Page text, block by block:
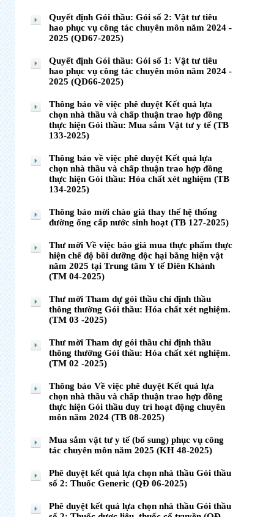
Quyết định Gói thầu: Gói số 2: Vật tư tiêu
hao phục vụ công tác chuyên môn năm 2024 -
2025 (QD67-2025)
Quyết định Gói thầu: Gói số 1: Vật tư tiêu
hao phục vụ công tác chuyên môn năm 2024 -
2025 (QD66-2025)
Thông báo về việc phê duyệt Kết quả lựa
chọn nhà thầu và chấp thuận trao hợp đồng
thực hiện Gói thầu: Mua sắm Vật tư y tế (TB
133-2025)
Thông báo về việc phê duyệt Kết quả lựa
chọn nhà thầu và chấp thuận trao hợp đồng
thực hiện Gói thầu: Hóa chất xét nghiệm (TB
134-2025)
Thông báo mời chào giá thay thế hệ thống
đường ống cấp nước sinh hoạt (TB 127-2025)
Thư mời Về việc báo giá mua thực phẩm thực
hiện chế độ bồi dưỡng độc hại bằng hiện vật
năm 2025 tại Trung tâm Y tế Diên Khánh
(TM 04-2025)
Thư mời Tham dự gói thầu chỉ định thầu
thông thường Gói thầu: Hóa chất xét nghiệm.
(TM 03 -2025)
Thư mời Tham dự gói thầu chỉ định thầu
thông thường Gói thầu: Hóa chất xét nghiệm.
(TM 02 -2025)
Thông báo Về việc phê duyệt Kết quả lựa
chọn nhà thầu và chấp thuận trao hợp đồng
thực hiện Gói thầu duy trì hoạt động chuyên
môn năm 2024 (TB 08-2025)
Mua sắm vật tư y tế (bổ sung) phục vụ công
tác chuyên môn năm 2025 (KH 48-2025)
Phê duyệt kết quả lựa chọn nhà thầu Gói thầu
số 2: Thuốc Generic (QĐ 06-2025)
Phê duyệt kết quả lựa chọn nhà thầu Gói thầu